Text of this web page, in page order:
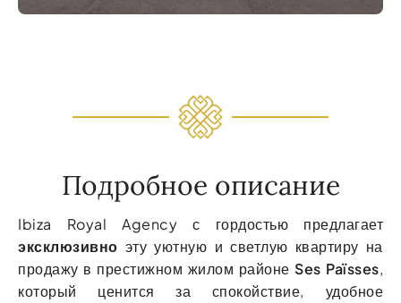
Подробное описание
Ibiza Royal Agency с гордостью предлагает
эксклюзивно эту уютную и светлую квартиру на
продажу в престижном жилом районе Ses Païsses,
который ценится за спокойствие, удобное